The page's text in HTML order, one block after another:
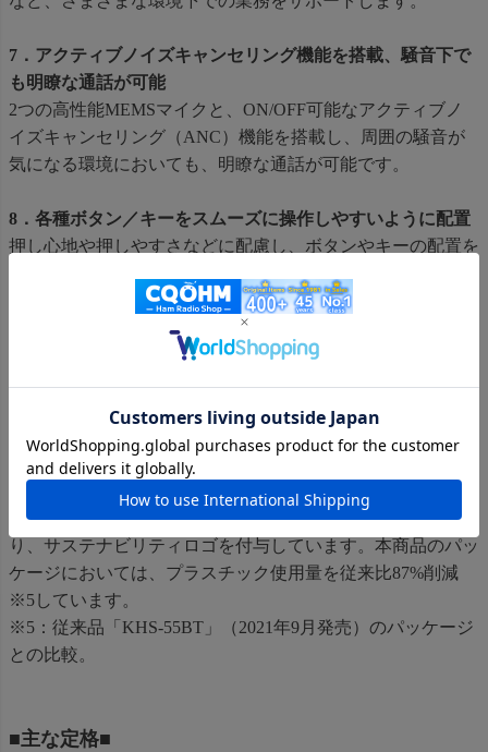
7．アクティブノイズキャンセリング機能を搭載、騒音下で
も明瞭な通話が可能
2つの高性能MEMSマイクと、ON/OFF可能なアクティブノ
イズキャンセリング（ANC）機能を搭載し、周囲の騒音が
気になる環境においても、明瞭な通話が可能です。
8．各種ボタン／キーをスムーズに操作しやすいように配置
押し心地や押しやすさなどに配慮し、ボタンやキーの配置を
おいて最も重要なPTTボタンはサイズを大きくしています。
なお、使用シーンに合わせて、PTTボタンを押している間だ
け送信する「PTTモード」、または一度PTTボタンを押した
ら再度PTTボタンを押すまで送信を継続する「PTTホールド
モード」を切り替えることが可能です。
9．環境に配慮したサステナブルなパッケージ
本商品は、社会課題の解決や環境負荷の低減に大きく貢献す
るなど当社独自の条件を満たした「サステナブル商品」であ
り、サステナビリティロゴを付与しています。本商品のパッ
ケージにおいては、プラスチック使用量を従来比87%削減
※5しています。
※5：従来品「KHS-55BT」（2021年9月発売）のパッケージ
との比較。
■主な定格■